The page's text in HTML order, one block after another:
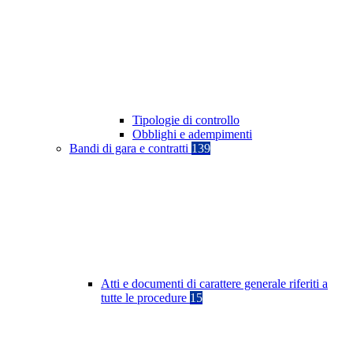
Tipologie di controllo
Obblighi e adempimenti
Bandi di gara e contratti 139
Atti e documenti di carattere generale riferiti a
tutte le procedure 15